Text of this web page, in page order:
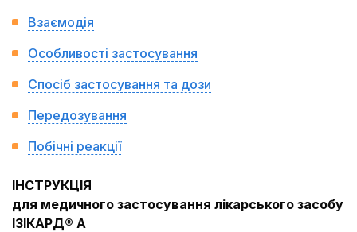
Взаємодія
Особливості застосування
Спосіб застосування та дози
Передозування
Побічні реакції
ІНСТРУКЦІЯ
для медичного застосування лікарського засобу
ІЗІКАРД® А